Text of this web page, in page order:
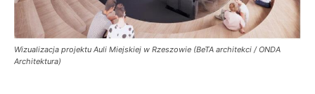
Wizualizacja projektu Auli Miejskiej w Rzeszowie (BeTA architekci / ONDA
Architektura)